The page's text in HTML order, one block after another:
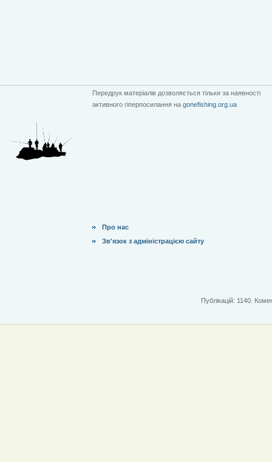
Передрук матеріалів дозволяється тільки за наявності
активного гіперпосилання на gonefishing.org.ua
Про нас
Зв'язок з адміністрацією сайту
Публікацій: 1140.